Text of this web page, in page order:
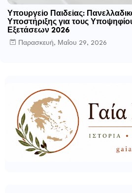
Υπουργείο Παιδείας:
Υποστήριξης για τους
Εξετάσεων 2026
Παρασκευή, Μαΐου 29, 2026